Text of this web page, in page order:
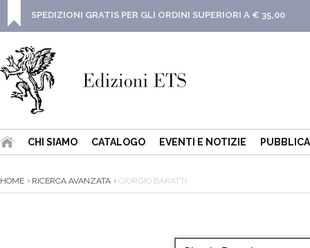
SPEDIZIONI GRATIS PER GLI ORDINI SUPERIORI A € 35,00
CHI SIAMO CATALOGO EVENTI E NOTIZIE
HOME RICERCA AVANZATA GIORGIO BARATTI